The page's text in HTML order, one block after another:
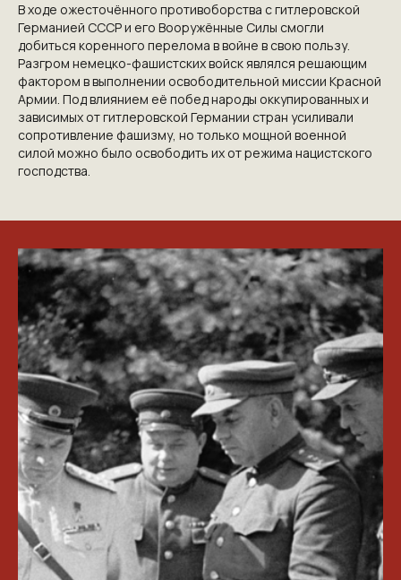
В ходе ожесточённого противоборства с гитлеровской
Германией СССР и его Вооружённые Силы смогли
добиться коренного перелома в войне в свою пользу.
Разгром немецко-фашистских войск являлся решающим
фактором в выполнении освободительной миссии Красной
Армии. Под влиянием её побед народы оккупированных и
зависимых от гитлеровской Германии стран усиливали
сопротивление фашизму, но только мощной военной
силой можно было освободить их от режима нацистского
господства.